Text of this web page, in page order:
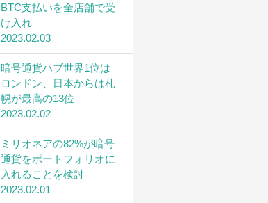
BTC支払いを全店舗で受
け入れ
2023.02.03
暗号通貨ハブ世界1位は
ロンドン、日本からは札
幌が最高の13位
2023.02.02
ミリオネアの82%が暗号
通貨をポートフォリオに
入れることを検討
2023.02.01